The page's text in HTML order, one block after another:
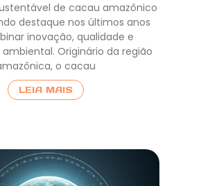
de cacau amazônico
destaque nos últimos anos
inovação, qualidade e
Originário da região
o cacau
LEIA MAIS